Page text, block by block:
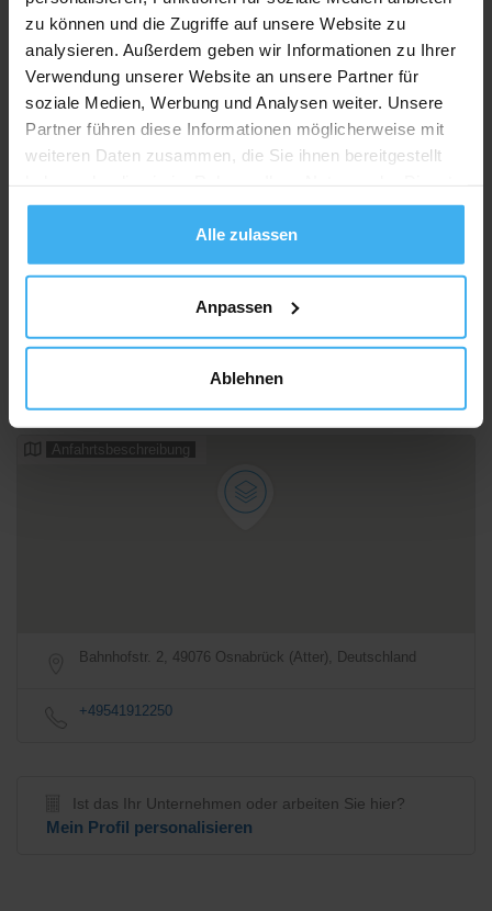
zu können und die Zugriffe auf unsere Website zu
analysieren. Außerdem geben wir Informationen zu Ihrer
Verwendung unserer Website an unsere Partner für
soziale Medien, Werbung und Analysen weiter. Unsere
Partner führen diese Informationen möglicherweise mit
weiteren Daten zusammen, die Sie ihnen bereitgestellt
gesammelt haben.
Alle zulassen
Anpassen
Ablehnen
Anfahrtsbeschreibung
Bahnhofstr. 2, 49076 Osnabrück (Atter), Deutschland
+49541912250
Ist das Ihr Unternehmen oder arbeiten Sie hier?
Mein Profil personalisieren